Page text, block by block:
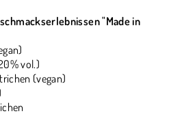
"Made in
vol.)
(vegan)